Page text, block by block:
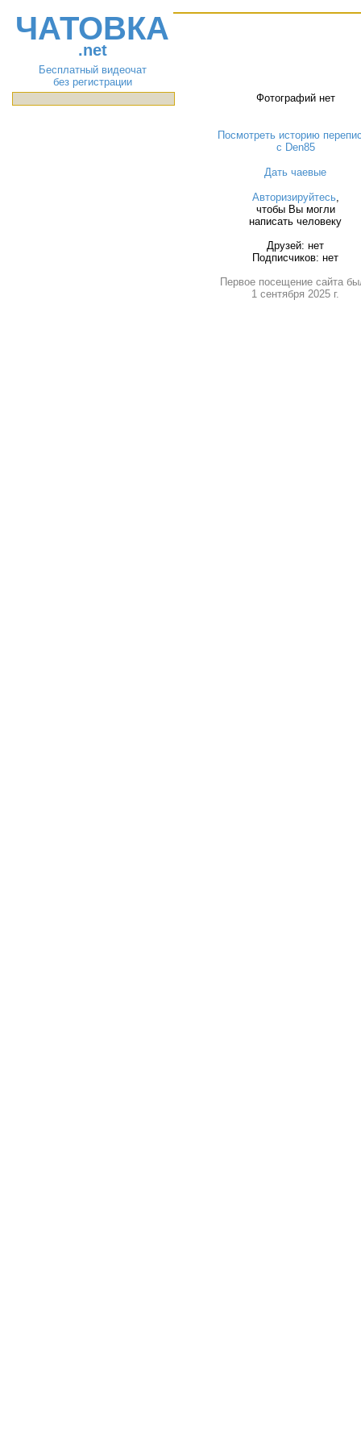
ЧАТОВКА
.net
Бесплатный видеочат
без регистрации
Фотографий нет
Посмотреть историю
с Den85
Дать чаевые
Авторизируйтесь,
чтобы Вы могли
написать человеку
Друзей: нет
Подписчиков: нет
Первое посещение сайта
1 сентября 2025 г.